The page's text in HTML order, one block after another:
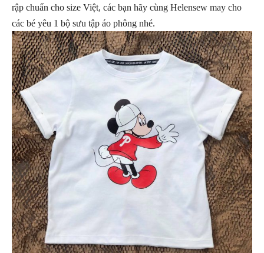
rập chuẩn cho size Việt, các bạn hãy cùng Helensew may cho
các bé yêu 1 bộ sưu tập áo phông nhé.